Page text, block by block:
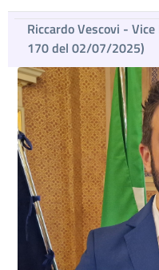
Riccardo Vescovi -
170 del 02/07/2025)